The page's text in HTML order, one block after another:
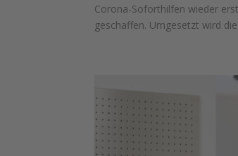
Corona-Soforthilfen wieder
geschaffen. Umgesetzt wird